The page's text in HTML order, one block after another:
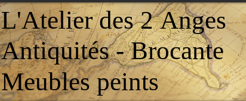
L'Atelier des 2 Anges
Antiquités - Brocante
Meubles peints